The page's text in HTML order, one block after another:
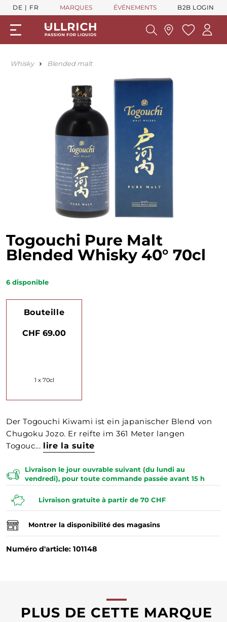
DE FR MARQUES ÉVÉNEMENTS B2B LOGIN
Whisky Blended malt
Togouchi Pure Malt
Blended Whisky 40° 70cl
6 disponible
Bouteille
CHF 69.00
1 x 70cl
Der Togouchi Kiwami ist ein japanischer Blend von
Chugoku Jozo. Er reifte im 361 Meter langen
Togouc... lire la suite
Livraison le jour ouvrable suivant (du lundi au
vendredi), pour toute commande passée avant 15 h
Livraison gratuite à partir de 70 CHF
Montrer la disponibilité des magasins
Numéro d'article: 101148
PLUS DE CETTE MARQUE